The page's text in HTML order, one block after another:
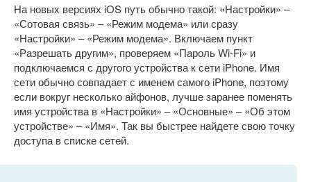
На новых версиях iOS путь обычно такой: «Настройки» –
«Сотовая связь» – «Режим модема» или сразу
«Настройки» – «Режим модема». Включаем пункт
«Разрешать другим», проверяем «Пароль Wi-Fi» и
подключаемся с другого устройства к сети iPhone. Имя
сети обычно совпадает с именем самого iPhone, поэтому
если вокруг несколько айфонов, лучше заранее поменять
имя устройства в «Настройки» – «Основные» – «Об этом
устройстве» – «Имя». Так вы быстрее найдете свою точку
доступа в списке сетей.